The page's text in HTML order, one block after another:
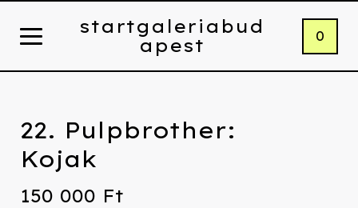
startgaleriabud
apest
0
22. Pulpbrother:
Kojak
150 000 Ft